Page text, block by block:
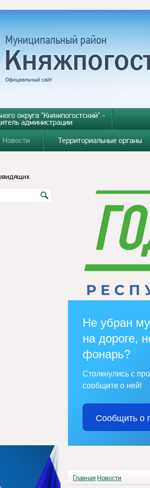
округа "Княжпогостский" -
администрации
Новости Территориальные органы
Не убран
на дороге,
фонарь?
Столкнулись с
сообщите о ней!
Сообщить о
Главная Новости